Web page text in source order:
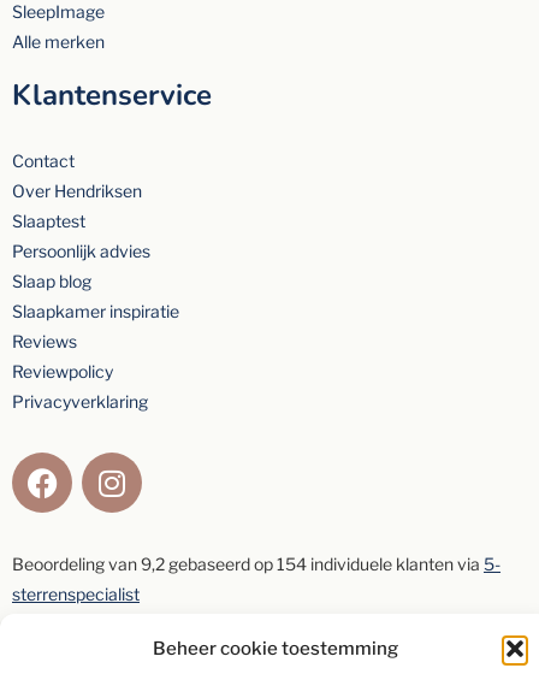
Beheer cookie toestemming
SleepImage
Alle merken
Klantenservice
Contact
Over Hendriksen
Slaaptest
Persoonlijk advies
Slaap blog
Slaapkamer inspiratie
Reviews
Reviewpolicy
Privacyverklaring
Beoordeling van9,2 gebaseerd op154 individuele klanten via 5-
sterrenspecialist